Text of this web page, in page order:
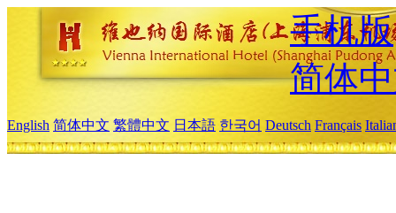
手机版
简体
English 简体中文 繁體中文 日本語 한국어 Deutsch Français